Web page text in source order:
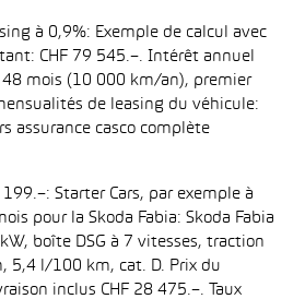
à 0,9%: Exemple de calcul avec
CHF 79 545.–. Intérêt annuel
mois (10 000 km/an), premier
de leasing du véhicule:
assurance casco complète
199.–: Starter Cars, par exemple à
pour la Skoda Fabia: Skoda Fabia
boîte DSG à 7 vitesses, traction
5,4 l/100 km, cat. D. Prix du
inclus CHF 28 475.–. Taux